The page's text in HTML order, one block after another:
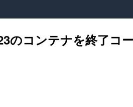
のコンテナを終了コ